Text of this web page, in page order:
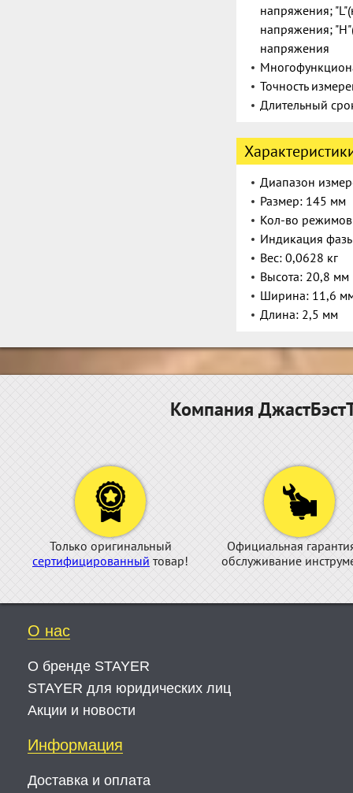
напряжения;
напряжения;
напряжения
Точность
Длительный
Диапазон
Размер: 145 мм
Кол-во
Индикация
Вес: 0,0628 кг
Высота: 20,8 мм
Ширина: 11,6
Длина: 2,5 мм
Компания
Только оригинальный
сертифицированный товар!
Официальная
обслуживание
О нас
О бренде STAYER
STAYER для юридических лиц
Акции и новости
Информация
Доставка и оплата